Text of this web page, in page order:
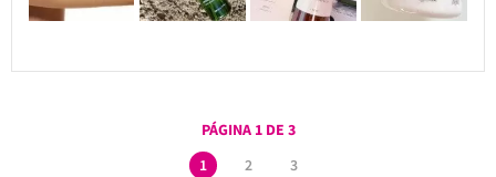
PÁGINA 1 DE 3
1
2 3